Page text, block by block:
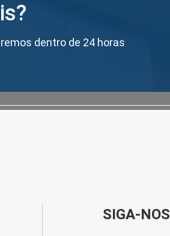
dentro de 24 horas
SIGA-NOS